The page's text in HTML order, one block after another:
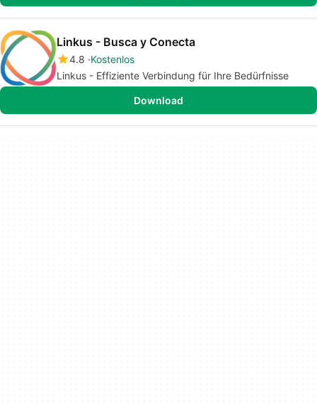
Linkus - Busca y Conecta
4.8 Kostenlos
Linkus - Effiziente Verbindung für Ihre Bedürfnisse
Download